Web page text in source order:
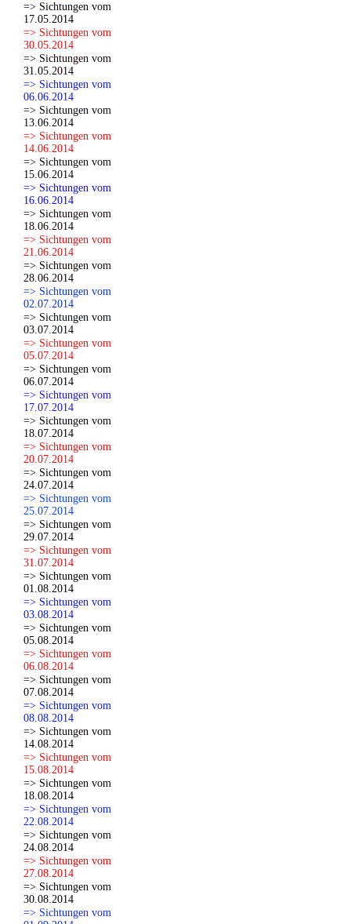
=> Sichtungen vom
17.05.2014
=> Sichtungen vom
30.05.2014
=> Sichtungen vom
31.05.2014
=> Sichtungen vom
06.06.2014
=> Sichtungen vom
13.06.2014
=> Sichtungen vom
14.06.2014
=> Sichtungen vom
15.06.2014
=> Sichtungen vom
16.06.2014
=> Sichtungen vom
18.06.2014
=> Sichtungen vom
21.06.2014
=> Sichtungen vom
28.06.2014
=> Sichtungen vom
02.07.2014
=> Sichtungen vom
03.07.2014
=> Sichtungen vom
05.07.2014
=> Sichtungen vom
06.07.2014
=> Sichtungen vom
17.07.2014
=> Sichtungen vom
18.07.2014
=> Sichtungen vom
20.07.2014
=> Sichtungen vom
24.07.2014
=> Sichtungen vom
25.07.2014
=> Sichtungen vom
29.07.2014
=> Sichtungen vom
31.07.2014
=> Sichtungen vom
01.08.2014
=> Sichtungen vom
03.08.2014
=> Sichtungen vom
05.08.2014
=> Sichtungen vom
06.08.2014
=> Sichtungen vom
07.08.2014
=> Sichtungen vom
08.08.2014
=> Sichtungen vom
14.08.2014
=> Sichtungen vom
15.08.2014
=> Sichtungen vom
18.08.2014
=> Sichtungen vom
22.08.2014
=> Sichtungen vom
24.08.2014
=> Sichtungen vom
27.08.2014
=> Sichtungen vom
30.08.2014
=> Sichtungen vom